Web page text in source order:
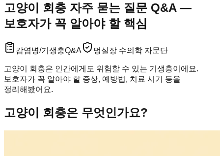
고양이 회충 자주 묻는 질문 Q&A —
보호자가 꼭 알아야 할 핵심
감염병/기생충Q&A 멍실장 수의학 자문단
고양이 회충은 인간에게도 위험할 수 있는 기생충이에요.
보호자가 꼭 알아야 할 증상, 예방법, 치료 시기 등을
정리해봤어요.
고양이 회충은 무엇인가요?